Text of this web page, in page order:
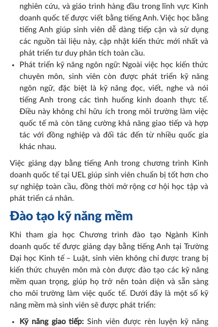
nghiên cứu, và giáo trình hàng đầu trong lĩnh vực Kinh
doanh quốc tế được viết bằng tiếng Anh. Việc học bằng
tiếng Anh giúp sinh viên dễ dàng tiếp cận và sử dụng
các nguồn tài liệu này, cập nhật kiến thức mới nhất và
phát triển tư duy phân tích toàn cầu.
Phát triển kỹ năng ngôn ngữ: Ngoài việc học kiến thức
chuyên môn, sinh viên còn được phát triển kỹ năng
ngôn ngữ, đặc biệt là kỹ năng đọc, viết, nghe và nói
tiếng Anh trong các tình huống kinh doanh thực tế.
Điều này không chỉ hữu ích trong môi trường làm việc
quốc tế mà còn tăng cường khả năng giao tiếp và hợp
tác với đồng nghiệp và đối tác đến từ nhiều quốc gia
khác nhau.
Việc giảng dạy bằng tiếng Anh trong chương trình Kinh
doanh quốc tế tại UEL giúp sinh viên chuẩn bị tốt hơn cho
sự nghiệp toàn cầu, đồng thời mở rộng cơ hội học tập và
phát triển cá nhân.
Đào tạo kỹ năng mềm
Khi tham gia học Chương trình đào tạo Ngành Kinh
doanh quốc tế được giảng dạy bằng tiếng Anh tại Trường
Đại học Kinh tế – Luật, sinh viên không chỉ được trang bị
kiến thức chuyên môn mà còn được đào tạo các kỹ năng
mềm quan trọng, giúp họ trở nên toàn diện và sẵn sàng
cho môi trường làm việc quốc tế. Dưới đây là một số kỹ
năng mềm mà sinh viên sẽ được phát triển:
Kỹ năng giao tiếp: Sinh viên được rèn luyện kỹ năng